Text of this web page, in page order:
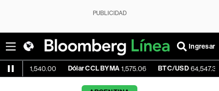
PUBLICIDAD
Ingresar
1,540.00 Dólar CCL BYMA 1,575.06 BTC/USD 64,547.36 -